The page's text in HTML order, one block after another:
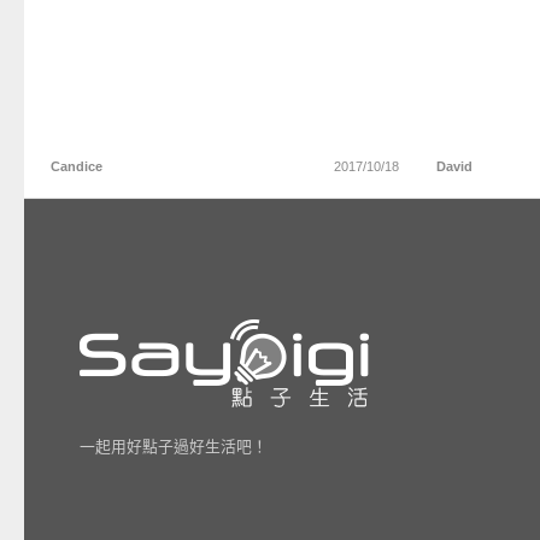
Candice 2017/10/18 David
一起用好點子過好生活吧！